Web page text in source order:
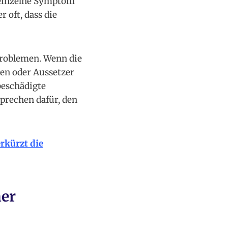
oft, dass die
Wenn die
oder Aussetzer
dafür, den
die